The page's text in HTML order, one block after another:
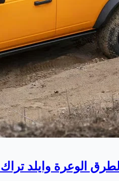
الوعرة وايلد تراك